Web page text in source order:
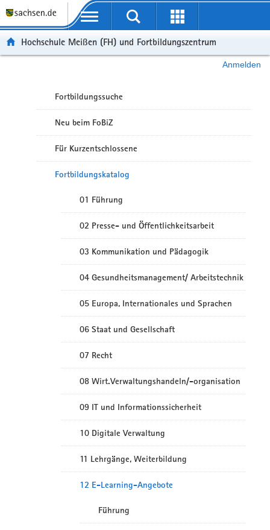
Portalübergreifende Navigation
Hochschule Meißen (FH) und Fortbildungszentrum
Anmelden
Fortbildungssuche
Neu beim FoBiZ
Für Kurzentschlossene
Fortbildungskatalog
01 Führung
02 Presse- und Öffentlichkeitsarbeit
03 Kommunikation und Pädagogik
04 Gesundheitsmanagement/ Arbeitstechnik
05 Europa, Internationales und Sprachen
06 Staat und Gesellschaft
07 Recht
08 Wirt.Verwaltungshandeln/-organisation
09 IT und Informationssicherheit
10 Digitale Verwaltung
11 Lehrgänge, Weiterbildung
12 E-Learning-Angebote
Führung